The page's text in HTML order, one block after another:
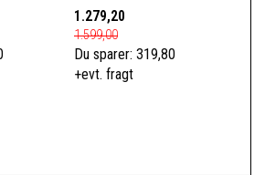
1.279,20
1.599,00
Du sparer: 319,80
+evt. fragt